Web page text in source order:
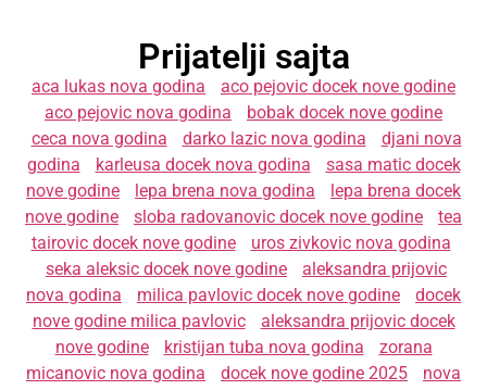
Prijatelji sajta
aca lukas nova godina
aco pejovic docek nove godine
aco pejovic nova godina
bobak docek nove godine
ceca nova godina
darko lazic nova godina
djani nova
godina
karleusa docek nova godina
sasa matic docek
nove godine
lepa brena nova godina
lepa brena docek
nove godine
sloba radovanovic docek nove godine
tea
tairovic docek nove godine
uros zivkovic nova godina
seka aleksic docek nove godine
aleksandra prijovic
nova godina
milica pavlovic docek nove godine
docek
nove godine milica pavlovic
aleksandra prijovic docek
nove godine
kristijan tuba nova godina
zorana
micanovic nova godina
docek nove godine 2025
nova